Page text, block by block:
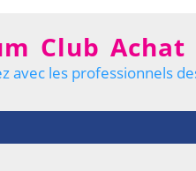
Club
avec les professionnels